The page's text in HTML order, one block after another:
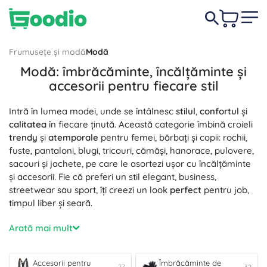
Frumusețe și modăModă
Modă: îmbrăcăminte, încălțăminte și
accesorii pentru fiecare stil
Intră în lumea modei, unde se întâlnesc stilul, confortul și
calitatea în fiecare ținută. Această categorie îmbină croieli
trendy și atemporale pentru femei, bărbați și copii: rochii,
fuste, pantaloni, blugi, tricouri, cămăși, hanorace, pulovere,
sacouri și jachete, pe care le asortezi ușor cu încălțăminte
și accesorii. Fie că preferi un stil elegant, business,
streetwear sau sport, îți creezi un look perfect pentru job,
timpul liber și seară.
Contează materialele și croiala: bumbac respirabil, lână
călduroasă, vâscoză fină sau amestecuri elastice pentru un
Suprapunerea e mai ușoară cu cămăși și pulovere lejere,
Arată mai mult
Accesorii pentru
Îmbrăcăminte de